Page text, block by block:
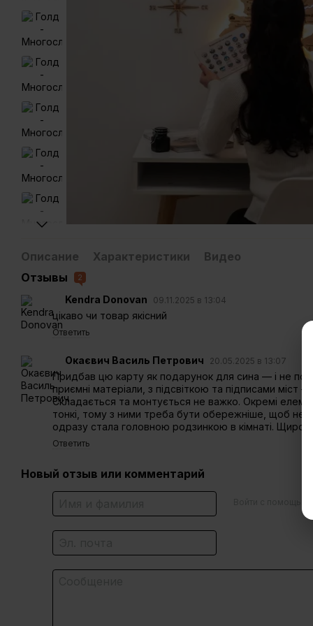
Описание Характеристики
Видео
Отзывы
2
Kendra Donovan 09.11.2025 в 13:04
цікаво чи товар якісний
Ответить
Окаєвич Василь Петрович 20.05.2025 в 13:07
Придбав цю карту як подарунок для сина — і не
приємні матеріали, з підсвіткою та підписами міст
Складається та монтується не важко. Окремі
тонкі, тому з ними треба бути обережніше, щоб не
одразу стала головною родзинкою в кімнаті. Щиро
Ответить
Новый отзыв или комментарий